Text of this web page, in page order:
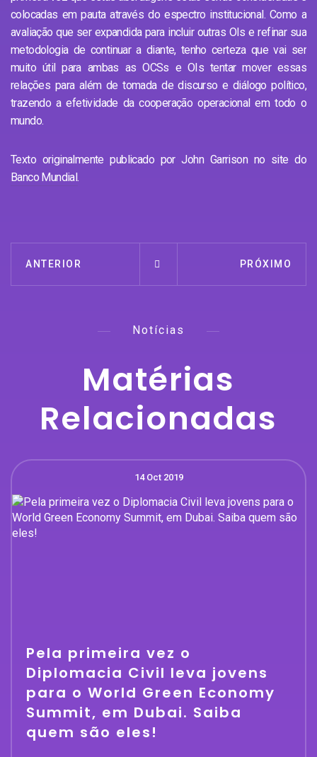
colocadas em pauta através do espectro institucional. Como a
avaliação que ser expandida para incluir outras OIs e refinar sua
metodologia de continuar a diante, tenho certeza que vai ser
muito útil para ambas as OCSs e OIs tentar mover essas
relações para além de tomada de discurso e diálogo político,
trazendo a efetividade da cooperação operacional em todo o
mundo.
Texto originalmente publicado por John Garrison no site do
Banco Mundial.
ANTERIOR PRÓXIMO
Notícias
Matérias
Relacionadas
14 Oct 2019
Pela primeira vez o
Diplomacia Civil leva jovens
para o World Green Economy
Summit, em Dubai. Saiba
quem são eles!